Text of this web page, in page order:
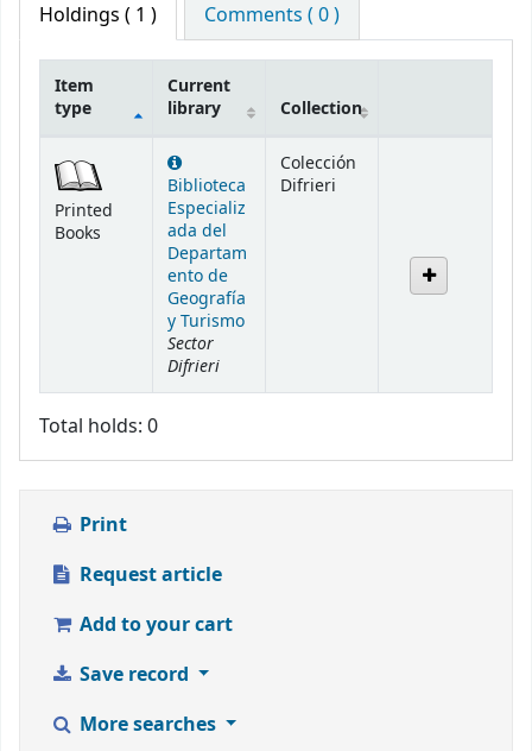
Holdings ( 1 ) Comments ( 0 )
Item
type
Current
library
Collection
Printed
Books
Biblioteca
Especializ
ada del
Departam
ento de
Geografía
y Turismo
Sector
Difrieri
Colección
Difrieri
Total holds: 0
Print
Request article
Add to your cart
Save record
More searches